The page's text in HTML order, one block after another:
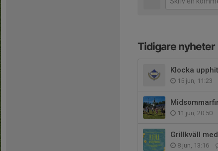
Tidigare nyheter
Klocka
15 jun, 11:23
11 jun, 20:50
Grillkväll
8 jun, 13:16